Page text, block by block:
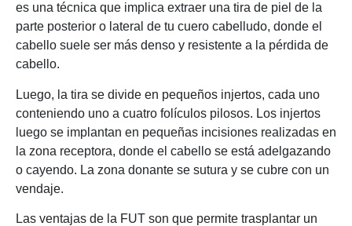
es una técnica que implica extraer una tira de piel de la
parte posterior o lateral de tu cuero cabelludo, donde el
cabello suele ser más denso y resistente a la pérdida de
cabello.
Luego, la tira se divide en pequeños injertos, cada uno
conteniendo uno a cuatro folículos pilosos. Los injertos
luego se implantan en pequeñas incisiones realizadas en
la zona receptora, donde el cabello se está adelgazando
o cayendo. La zona donante se sutura y se cubre con un
vendaje.
Las ventajas de la FUT son que permite trasplantar un